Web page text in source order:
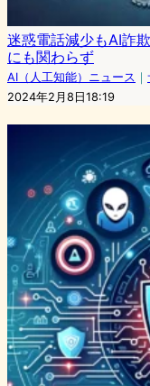
迷惑電話減少もAI詐
にも関わらず
AI（人工知能）ニュース ｜
2024年2月8日18:19